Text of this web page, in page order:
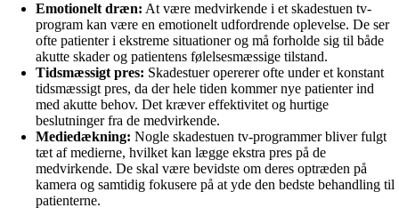
Emotionelt dræn: At være medvirkende i et skadestuen tv-
program kan være en emotionelt udfordrende oplevelse. De ser
ofte patienter i ekstreme situationer og må forholde sig til både
akutte skader og patientens følelsesmæssige tilstand.
Tidsmæssigt pres: Skadestuer opererer ofte under et konstant
tidsmæssigt pres, da der hele tiden kommer nye patienter ind
med akutte behov. Det kræver effektivitet og hurtige
beslutninger fra de medvirkende.
Mediedækning: Nogle skadestuen tv-programmer bliver fulgt
tæt af medierne, hvilket kan lægge ekstra pres på de
medvirkende. De skal være bevidste om deres optræden på
kamera og samtidig fokusere på at yde den bedste behandling til
patienterne.